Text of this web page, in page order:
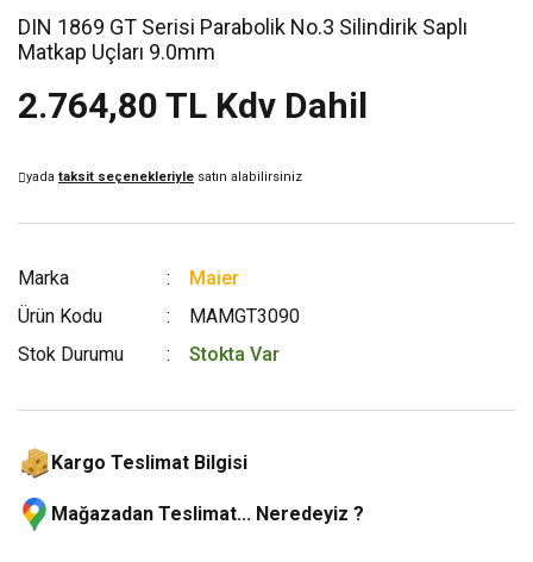
DIN 1869 GT Serisi Parabolik No.3 Silindirik Saplı
Matkap Uçları 9.0mm
2.764,80 TL Kdv Dahil
yada taksit seçenekleriyle satın alabilirsiniz
Marka
Maier
Ürün Kodu
MAMGT3090
Stok Durumu
Stokta Var
Kargo Teslimat Bilgisi
Mağazadan Teslimat... Neredeyiz ?